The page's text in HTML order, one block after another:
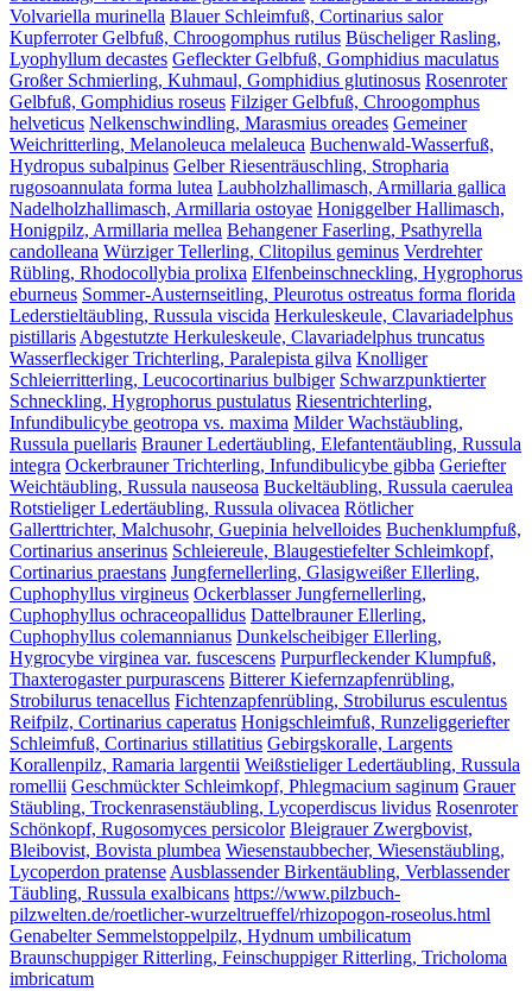
Volvariella murinella Blauer Schleimfuß, Cortinarius salor
Kupferroter Gelbfuß, Chroogomphus rutilus Büscheliger Rasling,
Lyophyllum decastes Gefleckter Gelbfuß, Gomphidius maculatus
Großer Schmierling, Kuhmaul, Gomphidius glutinosus Rosenroter
Gelbfuß, Gomphidius roseus Filziger Gelbfuß, Chroogomphus
helveticus Nelkenschwindling, Marasmius oreades Gemeiner
Weichritterling, Melanoleuca melaleuca Buchenwald-Wasserfuß,
Hydropus subalpinus Gelber Riesenträuschling, Stropharia
rugosoannulata forma lutea Laubholzhallimasch, Armillaria gallica
Nadelholzhallimasch, Armillaria ostoyae Honiggelber Hallimasch,
Honigpilz, Armillaria mellea Behangener Faserling, Psathyrella
candolleana Würziger Tellerling, Clitopilus geminus Verdrehter
Rübling, Rhodocollybia prolixa Elfenbeinschneckling, Hygrophorus
eburneus Sommer-Austernseitling, Pleurotus ostreatus forma florida
Lederstieltäubling, Russula viscida Herkuleskeule, Clavariadelphus
pistillarisAbgestutzte Herkuleskeule, Clavariadelphus truncatus
Wasserfleckiger Trichterling, Paralepista gilva Knolliger
Schleierritterling, Leucocortinarius bulbiger Schwarzpunktierter
Schneckling, Hygrophorus pustulatus Riesentrichterling,
Infundibulicybe geotropa vs. maxima Milder Wachstäubling,
Russula puellaris Brauner Ledertäubling, Elefantentäubling, Russula
integra Ockerbrauner Trichterling, Infundibulicybe gibba Geriefter
Weichtäubling, Russula nauseosa Buckeltäubling, Russula caerulea
Rotstieliger Ledertäubling, Russula olivacea Rötlicher
Gallerttrichter, Malchusohr, Guepinia helvelloides Buchenklumpfuß,
Cortinarius anserinus Schleiereule, Blaugestiefelter Schleimkopf,
Cortinarius praestans Jungfernellerling, Glasigweißer Ellerling,
Cuphophyllus virgineus Ockerblasser Jungfernellerling,
Cuphophyllus ochraceopallidus Dattelbrauner Ellerling,
Cuphophyllus colemannianus Dunkelscheibiger Ellerling,
Hygrocybe virginea var. fuscescens Purpurfleckender Klumpfuß,
Thaxterogaster purpurascens Bitterer Kiefernzapfenrübling,
Strobilurus tenacellus Fichtenzapfenrübling, Strobilurus esculentus
Reifpilz, Cortinarius caperatus Honigschleimfuß, Runzeliggeriefter
Schleimfuß, Cortinarius stillatitius Gebirgskoralle, Largents
Korallenpilz, Ramaria largentii Weißstieliger Ledertäubling, Russula
romellii Geschmückter Schleimkopf, Phlegmacium saginum Grauer
Stäubling, Trockenrasenstäubling, Lycoperdiscus lividus Rosenroter
Schönkopf, Rugosomyces persicolor Bleigrauer Zwergbovist,
Bleibovist, Bovista plumbea Wiesenstaubbecher, Wiesenstäubling,
Lycoperdon pratenseAusblassender Birkentäubling, Verblassender
Täubling, Russula exalbicans https://www.pilzbuch-
pilzwelten.de/roetlicher-wurzeltrueffel/rhizopogon-roseolus.html
Genabelter Semmelstoppelpilz, Hydnum umbilicatum
Braunschuppiger Ritterling, Feinschuppiger Ritterling, Tricholoma
imbricatum